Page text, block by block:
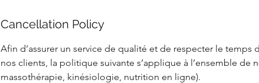
Cancellation Policy
Afin d’assurer un service de qualité et de respecter le
nos clients, la politique suivante s’applique à l’ensemble de
massothérapie, kinésiologie, nutrition en ligne).